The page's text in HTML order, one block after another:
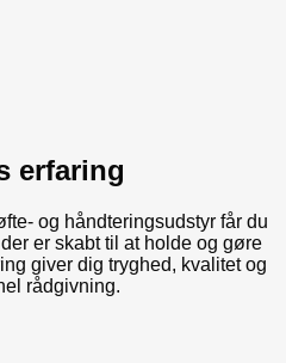
erfaring
og håndteringsudstyr får du
er skabt til at holde og gøre
giver dig tryghed, kvalitet og
rådgivning.